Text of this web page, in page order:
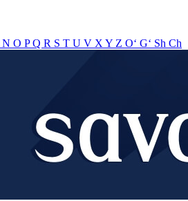
N O PQ R S T U V X Y Z O‘ G‘ Sh Ch